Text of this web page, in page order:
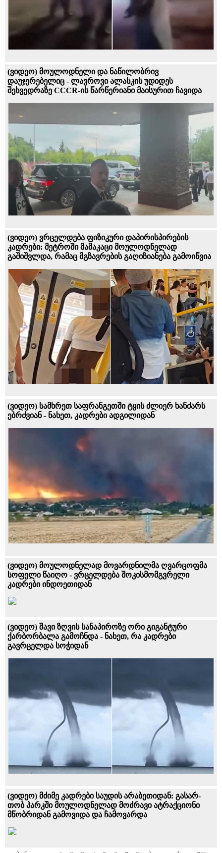
(ვიდეო) მოულოდნელი და ნაწილობრივ
დაუჯერებელიც - ლავროვი ალასკის უდიდეს
შეხვედრაზე CCCR-ის წარწერიანი მაისურით ჩავიდა
(ვიდეო) ვრცელდება ფიზიკური დაპირისპირების
კადრები: მეტროში მამაკაცი მოულოდნელად
გაშიშვლდა, რამაც მგზავრების გაღიზიანება გამოიწვია
(ვიდეო) სამხრეთ საფრანგეთში ტყის ძლიერ ხანძარს
ებრძვიან - ნახეთ, კადრები ადგილიდან
(ვიდეო) მოულოდნელად მოვარდნილმა ღვარცოფმა
სოფელი წაიღო - ვრცელდება შოკისმომგვრელი
კადრები ინდოეთიდან
(ვიდეო) შავი ზღვის სანაპიროზე ორი გიგანტური
ქარბორბალა გამოჩნდა - ნახეთ, რა კადრები
გავრცელდა სოჭიდან
(ვიდეო) მძიმე კადრები საუდის არაბეთიდან: გა­სარ­
თობ პარკში მოულოდნელად მოძრავი ატ­რაქ­ცი­ო­ნი
მწობრიდან გამოვიდა და ჩამოვარდა